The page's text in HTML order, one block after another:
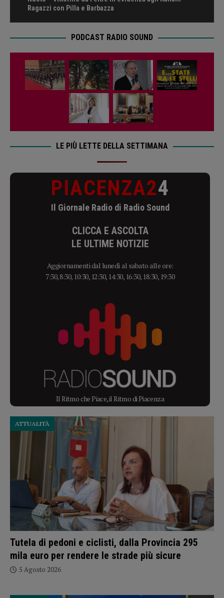
Ragazzi con Pilla e Barbazza
PODCAST RADIO SOUND
LE PIÙ LETTE DELLA SETTIMANA
PIACENZA24
Il Giornale Radio di Radio Sound
CLICCA E ASCOLTA
LE ULTIME NOTIZIE
Aggiornamenti dal lunedì al sabato alle ore:
7:30, 8:30, 10:30, 12:30, 14:30, 16:30, 18:30, 19:30
Il Ritmo che Piace, il Ritmo di Piacenza
Tutela di pedoni e ciclisti, dalla Provincia 295
mila euro per rendere le strade più sicure
ATTUALITÀ
5 Agosto 2026